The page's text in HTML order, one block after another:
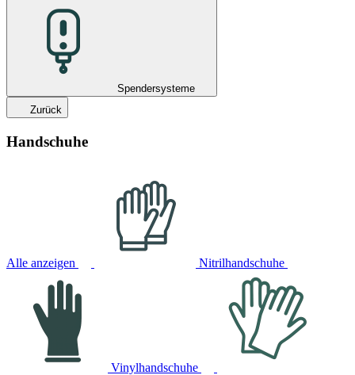
Spendersysteme
Zurück
Handschuhe
Alle anzeigen Nitrilhandschuhe
Vinylhandschuhe